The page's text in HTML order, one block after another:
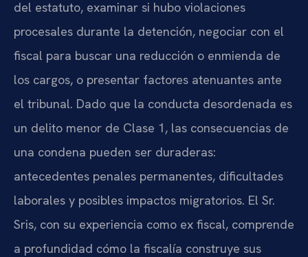
del estatuto, examinar si hubo violaciones
procesales durante la detención, negociar con el
fiscal para buscar una reducción o enmienda de
los cargos, o presentar factores atenuantes ante
el tribunal. Dado que la conducta desordenada es
un delito menor de Clase 1, las consecuencias de
una condena pueden ser duraderas:
antecedentes penales permanentes, dificultades
laborales y posibles impactos migratorios. El Sr.
Sris, con su experiencia como ex fiscal, comprende
a profundidad cómo la fiscalía construye sus